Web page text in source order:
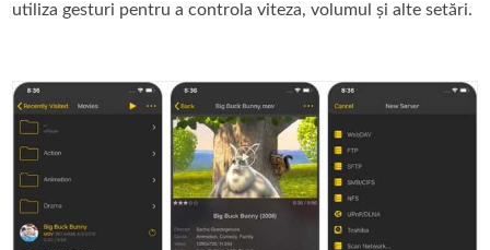
utiliza gesturi pentru a controla viteza, volumul și alte setări.